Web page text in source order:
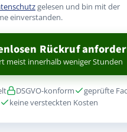
gelesen und bin mit der
einverstanden.
Rückruf
meist innerhalb weniger Stunden
DSGVO-konform
geprüfte
keine versteckten Kosten